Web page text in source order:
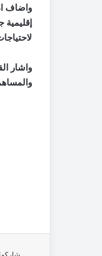
واضاف
إقليمية
واشار